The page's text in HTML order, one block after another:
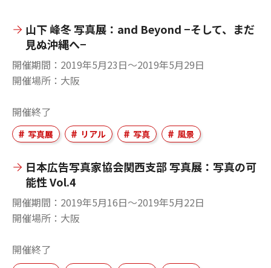
山下 峰冬 写真展：and Beyond −そして、まだ
見ぬ沖縄へ−
開催期間
2019年5月23日〜2019年5月29日
開催場所
大阪
開催終了
写真展 リアル 写真 風景
日本広告写真家協会関西支部 写真展：写真の可
能性 Vol.4
開催期間
2019年5月16日〜2019年5月22日
開催場所
大阪
開催終了